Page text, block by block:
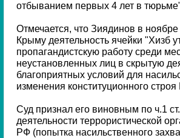
отбыванием первых 4 лет в
Отмечается, что Зиядинов в
Крыму деятельность ячейки "Хизб
пропагандистскую работу среди
неустановленных лиц в скрытую
благоприятных условий для
изменения конституционного
Суд признал его виновным по ч.1
деятельности террористической
РФ (попытка насильственного